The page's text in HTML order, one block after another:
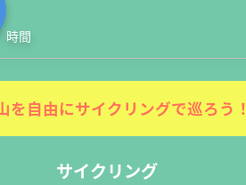
時間
を自由にサイクリングで巡ろう！
サイクリング